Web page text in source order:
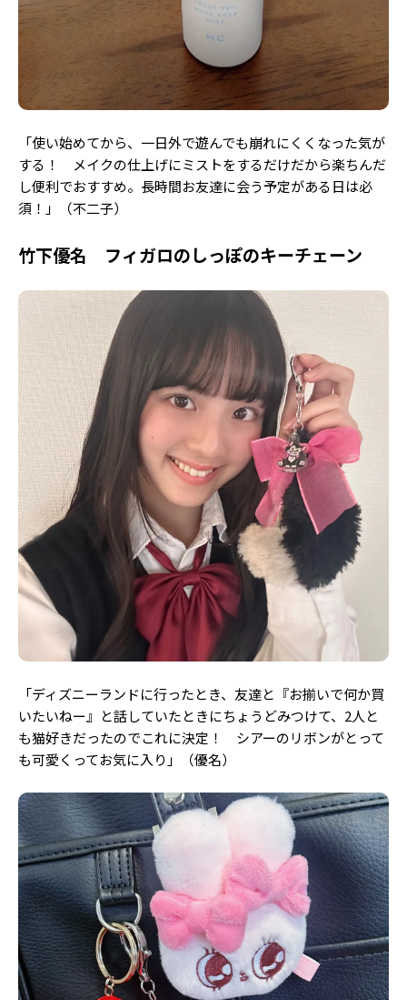
「使い始めてから、一日外で遊んでも崩れにくくなった気が
する！ メイクの仕上げにミストをするだけだから楽ちんだ
し便利でおすすめ。長時間お友達に会う予定がある日は必
須！」（不二子）
竹下優名 フィガロのしっぽのキーチェーン
「ディズニーランドに行ったとき、友達と『お揃いで何か買
いたいねー』と話していたときにちょうどみつけて、2人と
も猫好きだったのでこれに決定！ シアーのリボンがとって
も可愛くってお気に入り」（優名）